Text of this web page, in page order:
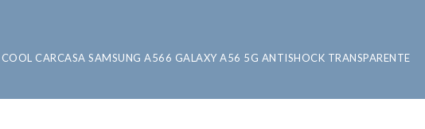
COOL CARCASA SAMSUNG A566 GALAXY A56 5G ANTISHOCK TRANSPARENTE